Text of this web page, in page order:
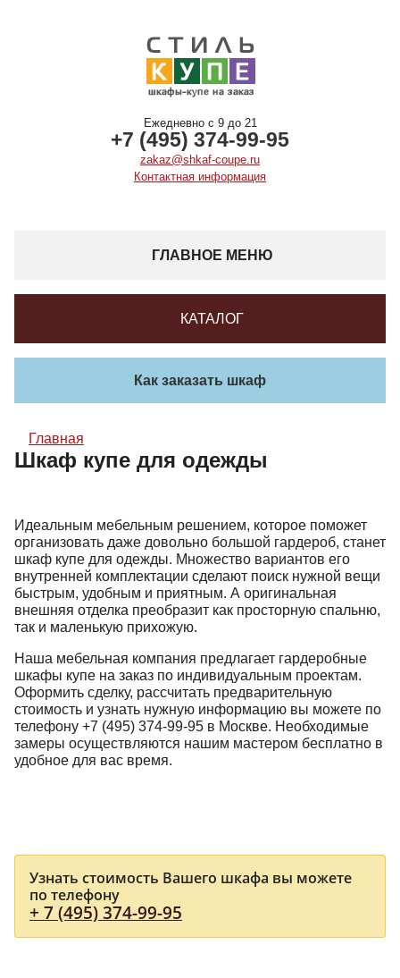
Ежедневно с 9 до 21
+7 (495) 374-99-95
zakaz@shkaf-coupe.ru
Контактная информация
ГЛАВНОЕ МЕНЮ
КАТАЛОГ
Как заказать шкаф
Главная
Шкаф купе для одежды
Идеальным мебельным решением, которое поможет
организовать даже довольно большой гардероб, станет
шкаф купе для одежды. Множество вариантов его
внутренней комплектации сделают поиск нужной вещи
быстрым, удобным и приятным. А оригинальная
внешняя отделка преобразит как просторную спальню,
так и маленькую прихожую.
Наша мебельная компания предлагает гардеробные
шкафы купе на заказ по индивидуальным проектам.
Оформить сделку, рассчитать предварительную
стоимость и узнать нужную информацию вы можете по
телефону +7 (495) 374-99-95 в Москве. Необходимые
замеры осуществляются нашим мастером бесплатно в
удобное для вас время.
Узнать стоимость Вашего шкафа вы можете
по телефону
+ 7 (495) 374-99-95